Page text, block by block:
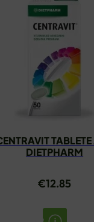
DIETPHARM
€12.85